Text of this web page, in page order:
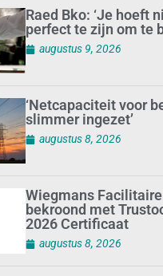
Raed Bko: ‘Je hoeft
perfect te zijn om te
augustus 9, 2026
‘Netcapaciteit voor
slimmer ingezet’
augustus 8, 2026
Wiegmans
bekroond met
2026 Certificaat
augustus 8, 2026